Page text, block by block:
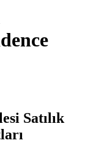
Satılık